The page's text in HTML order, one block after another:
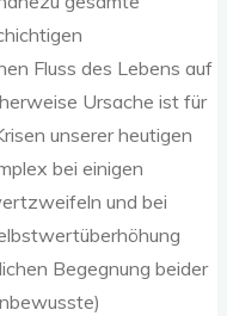
Fluss des Lebens auf
Ursache ist für
unserer heutigen
bei einigen
und bei
Begegnung beider